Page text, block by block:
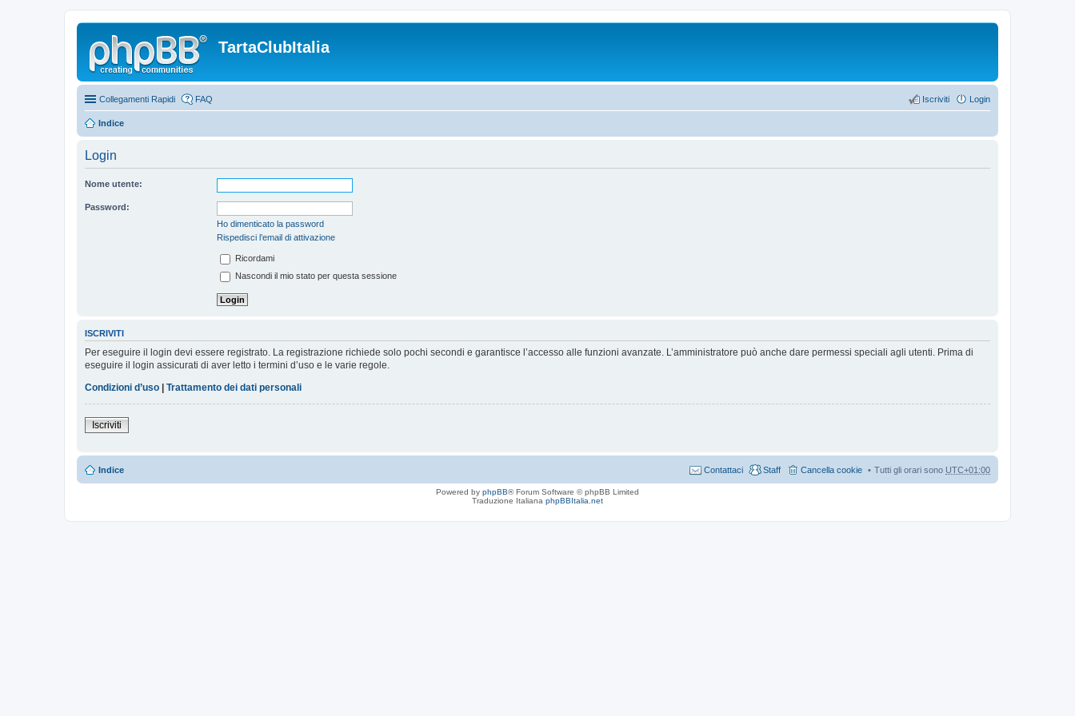
TartaClubItalia
Collegamenti Rapidi FAQ Login
Iscriviti
Indice
Login
Nome utente:
Password:
Ho dimenticato la password
Rispedisci l’email di attivazione
Ricordami
Nascondi il mio stato per questa sessione
ISCRIVITI
Per eseguire il login devi essere registrato. La registrazione richiede solo pochi secondi e garantisce l’accesso alle funzioni avanzate. L’amministratore può anche dare permessi speciali agli utenti. Prima di
eseguire il login assicurati di aver letto i termini d’uso e le varie regole.
Condizioni d’uso | Trattamento dei dati personali
Iscriviti
Indice Tutti gli orari sono UTC+01:00
Cancella cookie
Staff
Contattaci
Powered by phpBB® Forum Software © phpBB Limited
Traduzione Italiana phpBBItalia.net